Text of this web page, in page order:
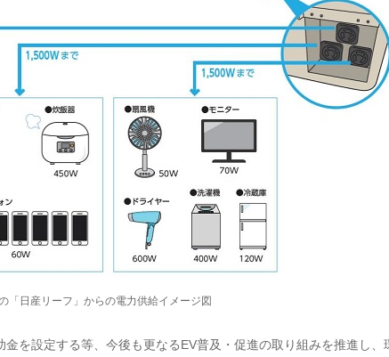
「日産リーフ」からの電力供給イメージ図
を設定する等、今後も更なるEV普及・促進の取り組みを推進し、